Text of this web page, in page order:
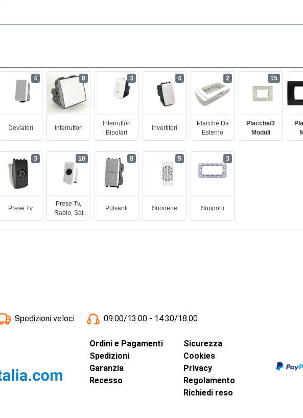
Deviatori
4
Interruttori
8
Interruttori
Bipolari
3
Invertitori
4
Placche Da
Esterno
2
Placche/3
Moduli
15
Prese Tv
3
Prese Tv,
Radio, Sat
10
Pulsanti
8
Suonerie
5
Supporti
3
Spedizioni veloci 09:00/13:00 - 14:30/18:00
Ordini e Pagamenti
Spedizioni
Garanzia
Recesso
Sicurezza
Cookies
Privacy
Regolamento
Richiedi reso